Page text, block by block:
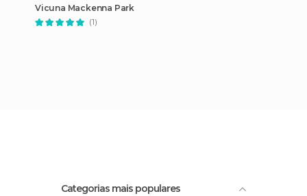
Vicuna Mackenna Park
(1)
Categorias mais populares